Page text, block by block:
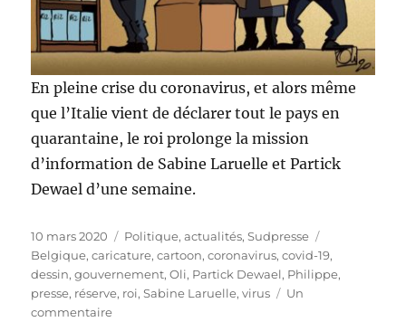
En pleine crise du coronavirus, et alors même
que l’Italie vient de déclarer tout le pays en
quarantaine, le roi prolonge la mission
d’information de Sabine Laruelle et Partick
Dewael d’une semaine.
Publié
le
10 mars 2020 Catégories
Politique, actualités,Sudpresse
Belgique,caricature,cartoon,coronavirus,covid-19,
dessin,gouvernement,Oli, Partick Dewael, Philippe,
presse, réserve, roi,Sabine Laruelle,virus
Un
commentairesur